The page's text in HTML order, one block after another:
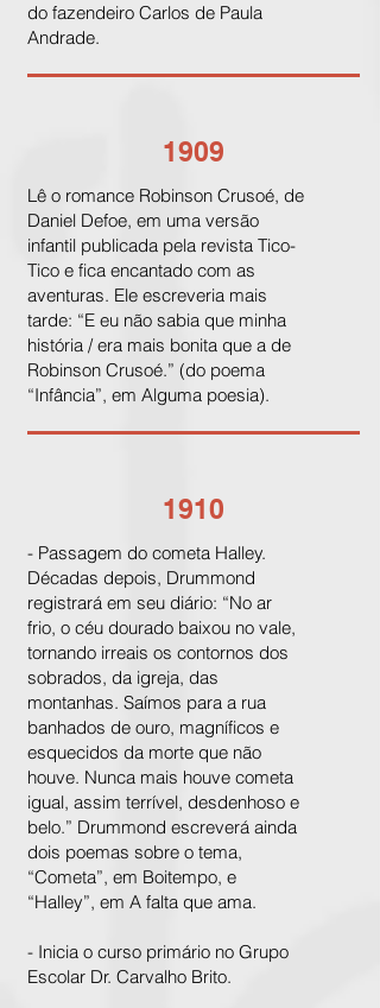
do fazendeiro Carlos de Paula
Andrade.
1909
Lê o romance Robinson Crusoé, de
Daniel Defoe, em uma versão
infantil publicada pela revista Tico-
Tico e fica encantado com as
aventuras. Ele escreveria mais
tarde: “E eu não sabia que minha
história / era mais bonita que a de
Robinson Crusoé.” (do poema
“Infância”, em Alguma poesia).
1910
- Passagem do cometa Halley.
Décadas depois, Drummond
registrará em seu diário: “No ar
frio, o céu dourado baixou no vale,
tornando irreais os contornos dos
sobrados, da igreja, das
montanhas. Saímos para a rua
banhados de ouro, magníficos e
esquecidos da morte que não
houve. Nunca mais houve cometa
igual, assim terrível, desdenhoso e
belo.” Drummond escreverá ainda
dois poemas sobre o tema,
“Cometa”, em Boitempo, e
“Halley”, em A falta que ama.
- Inicia o curso primário no Grupo
Escolar Dr. Carvalho Brito.